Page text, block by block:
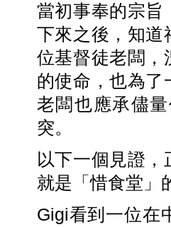
當初事奉的宗旨
下來之後，知道
位基督徒老闆，
的使命，也為了
老闆也應承儘
突。
以下一個見證
就是「惜食堂」
Gigi看到一位在